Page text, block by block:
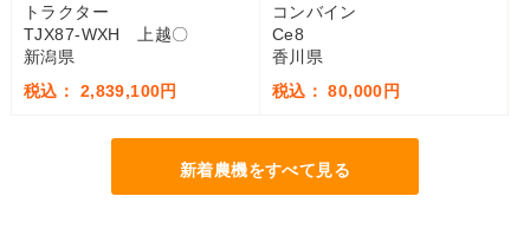
トラクター
TJX87-WXH 上越〇
新潟県
税込： 2,839,100円
コンバイン
Ce8
香川県
税込： 80,000円
新着農機をすべて見る